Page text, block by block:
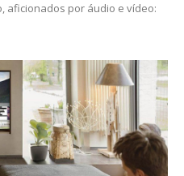
aficionados por áudio e vídeo: